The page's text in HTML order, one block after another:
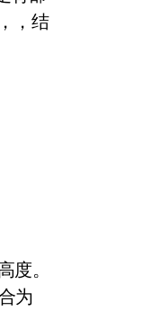
，结
。
为